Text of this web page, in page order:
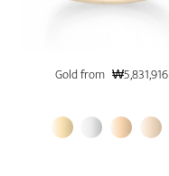
Gold from ₩5,831,916